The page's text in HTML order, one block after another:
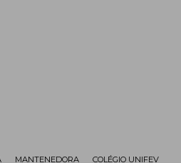
MANTENEDORA
COLÉGIO UNIFEV